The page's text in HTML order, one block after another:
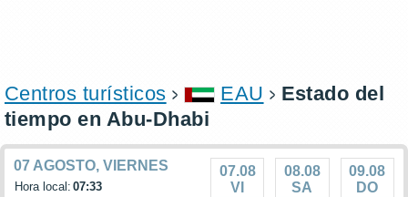
Centros turísticos EAU
Estado del
tiempo en Abu-Dhabi
07 AGOSTO, VIERNES
Hora local: 07:33
07.08
VI
08.08
SA
09.08
DO